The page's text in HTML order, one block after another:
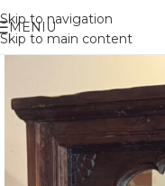
Skip to navigation
Skip to main content
Nemokamas
MENIU